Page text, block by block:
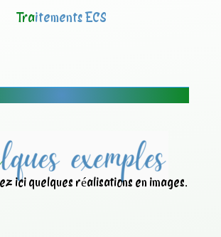
Traitements ECS
ici quelques réalisations en images.